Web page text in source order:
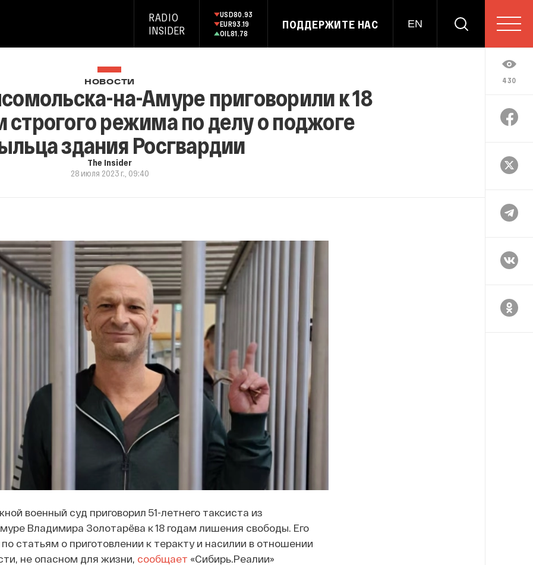
RADIO
INSIDER
USD80.93
EUR93.19
OIL81.78
ПОДДЕРЖИТЕ НАС EN
430
НОВОСТИ
на-Амуре приговорили к 18
строгого режима по делу о поджоге
здания Росгвардии
The Insider
28 июля 2023 г., 09:40
военный суд приговорил 51-летнего таксиста из
Владимира Золотарёва к 18 годам лишения свободы. Его
статьям о приготовлении к теракту и насилии в отношении
не опасном для жизни, сообщает «Сибирь.Реалии»